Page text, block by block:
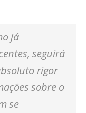
já
seguirá
rigor
sobre o
se